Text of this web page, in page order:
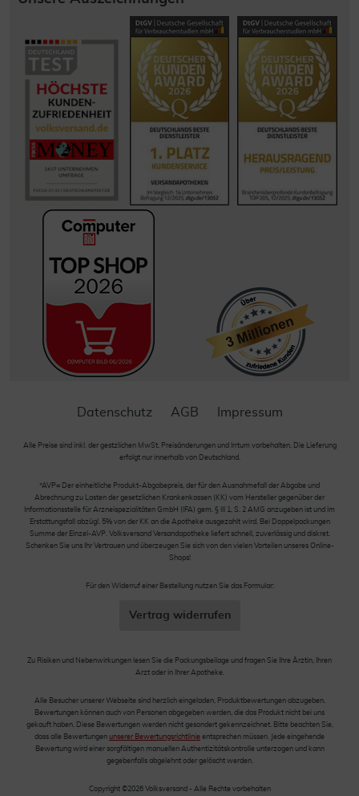
Datenschutz AGB Impressum
Alle Preise sind inkl. der gestzlichen MwSt. Preisänderungen und Irrtum vorbehalten. Die Lieferung
erfolgt nur innerhalb von Deutschland.
*AVP= Der einheitliche Produkt-Abgabepreis, der für den Ausnahmefall der Abgabe und
Abrechnung zu Lasten der gesetzlichen Krankenkassen (KK) vom Hersteller gegenüber der
Informationsstelle für Arzneispezialitäten GmbH (IFA) gem. § III 1, S. 2 AMG anzugeben ist und im
Erstattungsfall abzügl. 5% von der KK an die Apotheke ausgezahlt wird. Bei Doppelpackungen
Summe der Einzel-AVP. Volksversand Versandapotheke liefert schnell, zuverlässig und diskret.
Schenken Sie uns Ihr Vertrauen und überzeugen Sie sich von den vielen Vorteilen unseres Online-
Shops!
Für den Widerruf einer Bestellung nutzen Sie das Formular:
Vertrag widerrufen
Zu Risiken und Nebenwirkungen lesen Sie die Packungsbeilage und fragen Sie Ihre Ärztin, Ihren
Arzt oder in Ihrer Apotheke.
Alle Besucher unserer Webseite sind herzlich eingeladen, Produktbewertungen abzugeben.
Bewertungen können auch von Personen abgegeben werden, die das Produkt nicht bei uns
gekauft haben. Diese Bewertungen werden nicht gesondert gekennzeichnet. Bitte beachten Sie,
dass alle Bewertungen unserer Bewertungsrichtlinie entsprechen müssen. Jede eingehende
Bewertung wird einer sorgfältigen manuellen Authentizitätskontrolle unterzogen und kann
gegebenfalls abgelehnt oder gelöscht werden.
Copyright ©2026 Volksversand - Alle Rechte vorbehalten